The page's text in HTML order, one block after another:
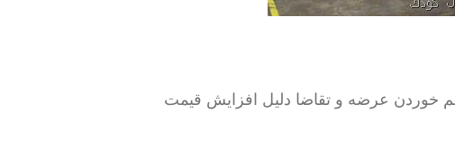
خوردن عرضه و تقاضا دلیل افزایش قیمت